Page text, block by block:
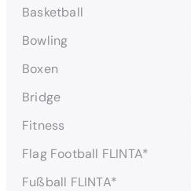
e
Basketball
Bowling
Boxen
Bridge
Fitness
Flag Football FLINTA*
Fußball FLINTA*